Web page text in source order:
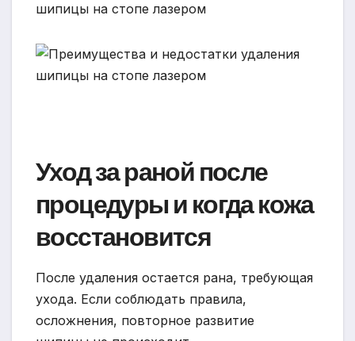
Уход за раной после
процедуры и когда кожа
восстановится
После удаления остается рана, требующая
ухода. Если соблюдать правила,
осложнения, повторное развитие